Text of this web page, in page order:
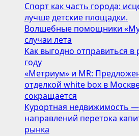
Спорт как часть города:
лучше детские площадки.
Волшебные помощники
случаи лета
Как выгодно отправиться в
году
«Метриум» и MR:
отделкой white box в
сокращается
Курортная недвижимость
направлений перетока
рынка